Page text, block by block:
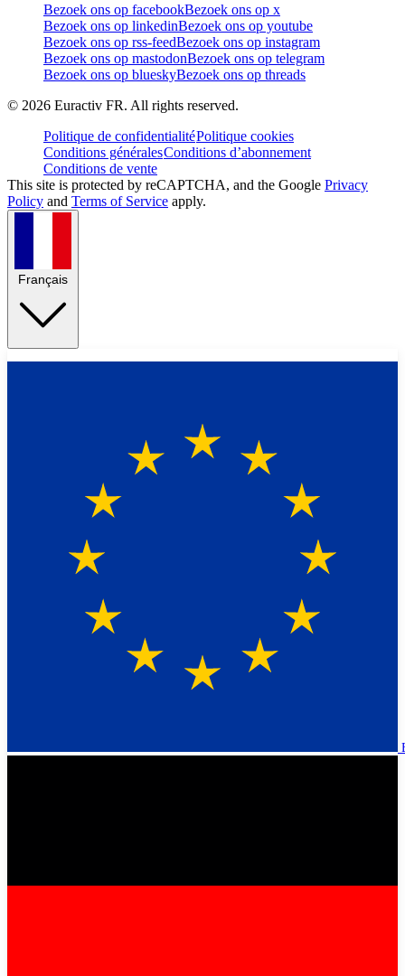
Bezoek ons op facebookBezoek ons op x
Bezoek ons op linkedinBezoek ons op youtube
Bezoek ons op rss-feedBezoek ons op instagram
Bezoek ons op mastodonBezoek ons op telegram
Bezoek ons op blueskyBezoek ons op threads
© 2026 Euractiv FR. All rights reserved.
Politique de confidentialitéPolitique cookies
Conditions généralesConditions d’abonnement
Conditions de vente
This site is protected by reCAPTCHA, and the Google Privacy
Policy and Terms of Service apply.
Français